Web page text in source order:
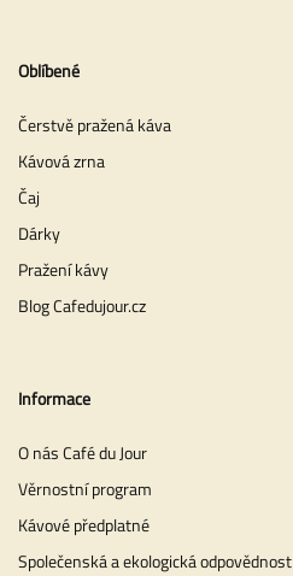
Oblíbené
Čerstvě pražená káva
Kávová zrna
Čaj
Dárky
Pražení kávy
Blog Cafedujour.cz
Informace
O nás Café du Jour
Věrnostní program
Kávové předplatné
Společenská a ekologická odpovědnost